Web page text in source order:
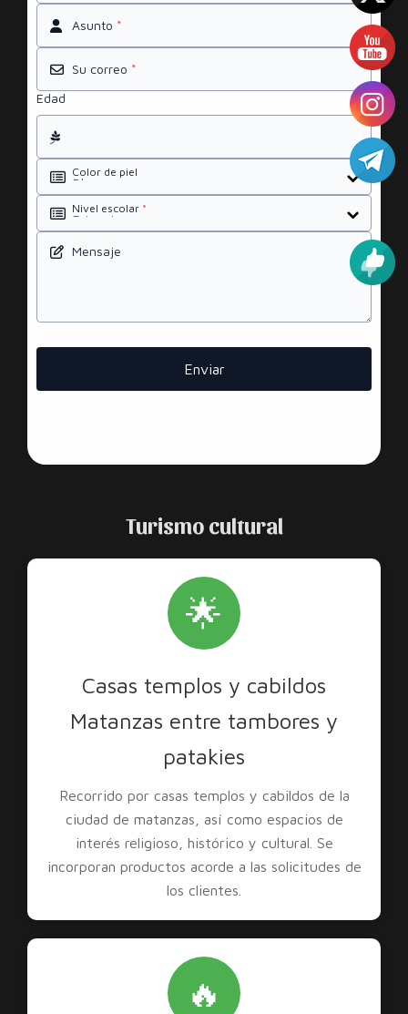
Asunto *
Su correo *
Edad
Color de piel
Nivel escolar *
Mensaje
Enviar
Turismo cultural
🌟
Casas templos y cabildos
Matanzas entre tambores y
patakies
Recorrido por casas templos y cabildos de la
ciudad de matanzas, así como espacios de
interés religioso, histórico y cultural. Se
incorporan productos acorde a las solicitudes de
los clientes.
🔥